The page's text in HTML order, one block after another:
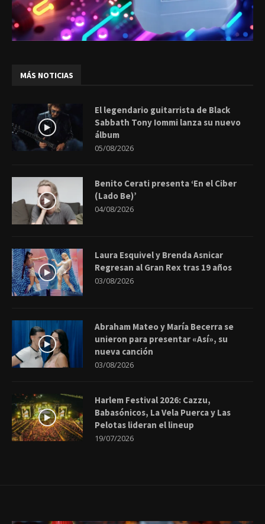
MÁS NOTICIAS
El legendario guitarrista de Black
Sabbath Tony Iommi lanza su nuevo
álbum
05/08/2026
Benito Cerati presenta ‘En el Ciber
(Lado Be)’
04/08/2026
Laura Esquivel y Brenda Asnicar
Regresan al Gran Rex tras 19 años
03/08/2026
Abraham Mateo y María Becerra se
unieron para presentar «Así», su
nueva canción
03/08/2026
Harlem Festival 2026: Cazzu,
Babasónicos, La Vela Puerca y Las
Pelotas lideran el lineup
19/07/2026